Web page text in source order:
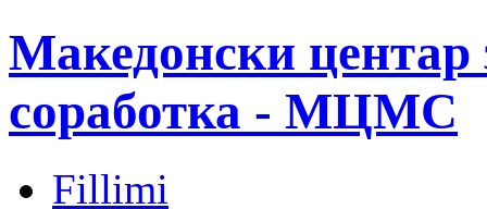
Македонски центар
соработка - МЦМС
Fillimi